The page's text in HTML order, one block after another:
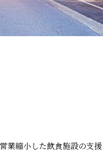
業縮小した飲食施設の支